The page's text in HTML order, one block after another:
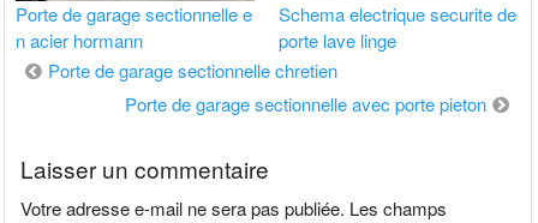
Porte de garage sectionnelle e
n acier hormann
Schema electrique securite de
porte lave linge
Navigation
Porte de garage sectionnelle chretien
Porte de garage sectionnelle avec porte pieton
Laisser un commentaire
Votre adresse e-mail ne sera pas publiée. Les champs